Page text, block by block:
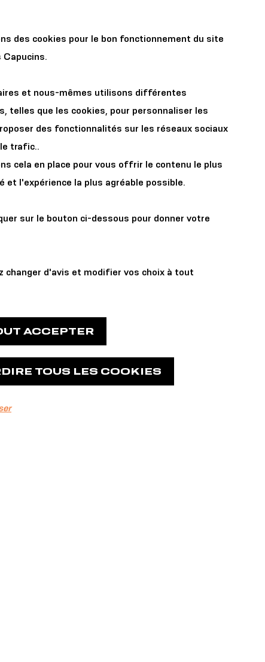
événement
4-7
des cookies pour le bon fonctionnement du site
Capucins.
et nous-mêmes utilisons différentes
telles que les cookies, pour personnaliser les
des fonctionnalités sur les réseaux sociaux
trafic..
cela en place pour vous offrir le contenu le plus
et l'expérience la plus agréable possible.
sur le bouton ci-dessous pour donner votre
changer d'avis et modifier vos choix à tout
ACCEPTER
TOUS LES COOKIES